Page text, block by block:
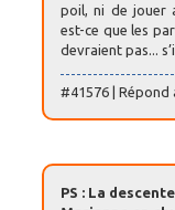
poil, ni de jouer
est-ce que les
devraient pas...
#41576 | Répond
PS : La